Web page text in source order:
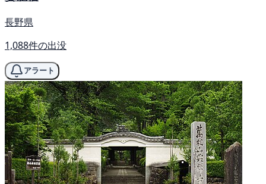
長野県
1,088件の出没
アラート